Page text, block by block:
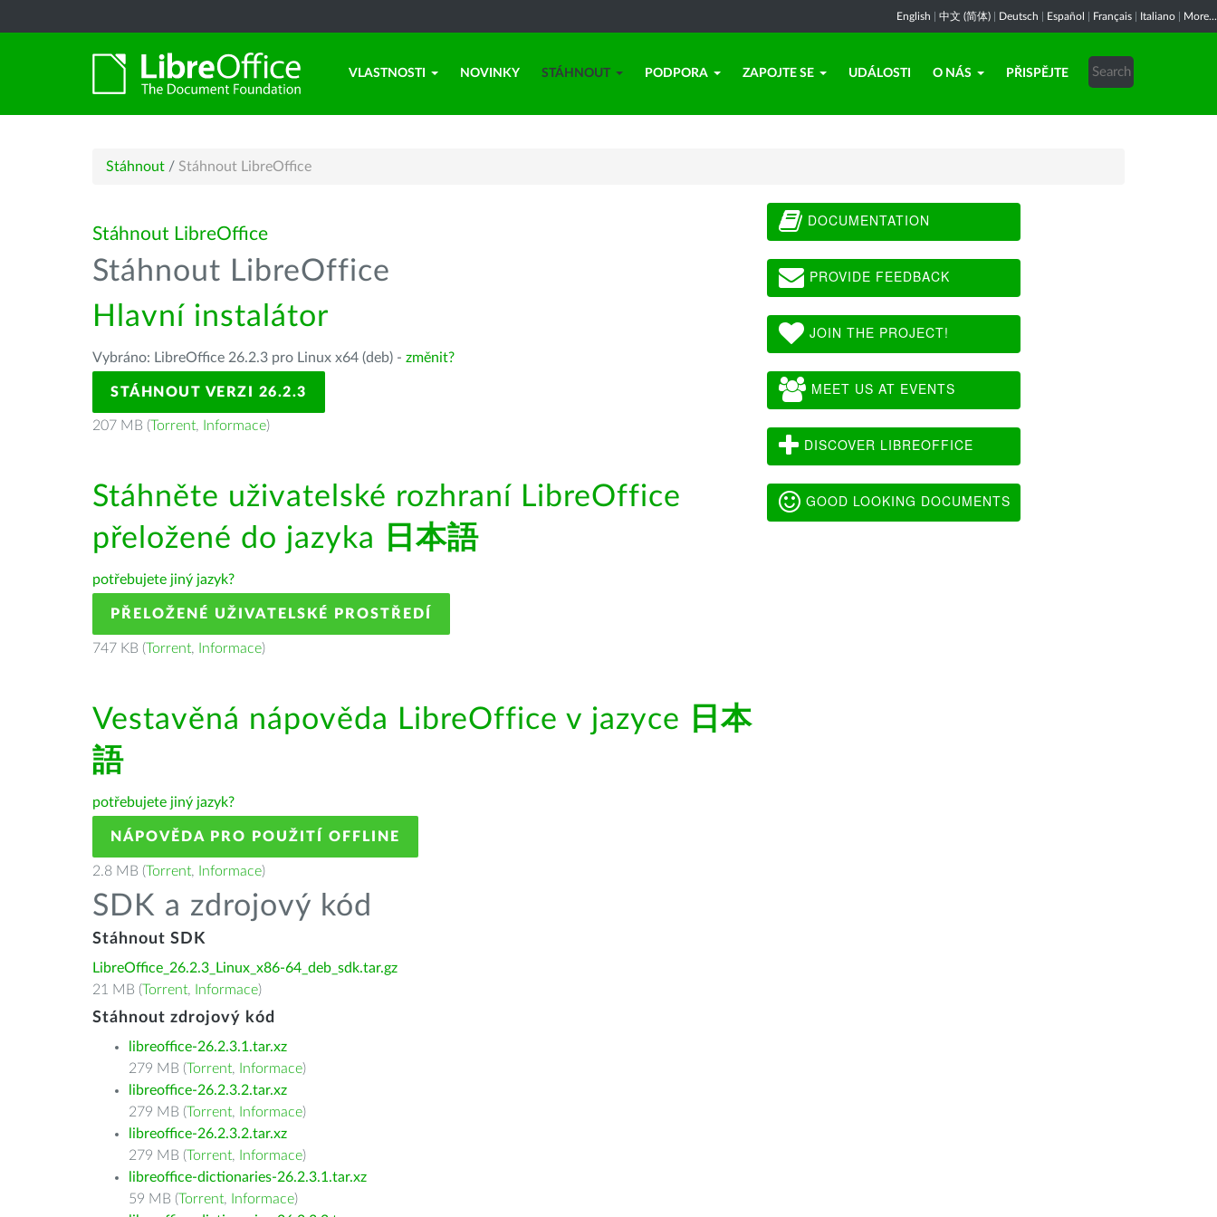
English 中文 (简体) Deutsch Español Français Italiano More...
VLASTNOSTI NOVINKY STÁHNOUT PODPORA ZAPOJTE SE UDÁLOSTI O NÁS PŘISPĚJTE
Stáhnout / Stáhnout LibreOffice
Stáhnout LibreOffice
Stáhnout LibreOffice
Hlavní instalátor
Vybráno: LibreOffice 26.2.3 pro Linux x64 (deb) - změnit?
STÁHNOUT VERZI 26.2.3
207 MB (Torrent, Informace)
Stáhněte uživatelské rozhraní LibreOffice
přeložené do jazyka
日本語
potřebujete jiný jazyk?
PŘELOŽENÉ UŽIVATELSKÉ PROSTŘEDÍ
747 KB (Torrent, Informace)
Vestavěná nápověda LibreOffice v jazyce
日本
語
potřebujete jiný jazyk?
NÁPOVĚDA PRO POUŽITÍ OFFLINE
2.8 MB (Torrent, Informace)
SDK a zdrojový kód
Stáhnout SDK
LibreOffice_26.2.3_Linux_x86-64_deb_sdk.tar.gz
21 MB (Torrent, Informace)
Stáhnout zdrojový kód
libreoffice-26.2.3.1.tar.xz
279 MB (Torrent, Informace)
libreoffice-26.2.3.2.tar.xz
279 MB (Torrent, Informace)
libreoffice-26.2.3.2.tar.xz
279 MB (Torrent, Informace)
libreoffice-dictionaries-26.2.3.1.tar.xz
59 MB (Torrent, Informace)
DOCUMENTATION
PROVIDE FEEDBACK
JOIN THE PROJECT!
MEET US AT EVENTS
DISCOVER LIBREOFFICE
GOOD LOOKING DOCUMENTS